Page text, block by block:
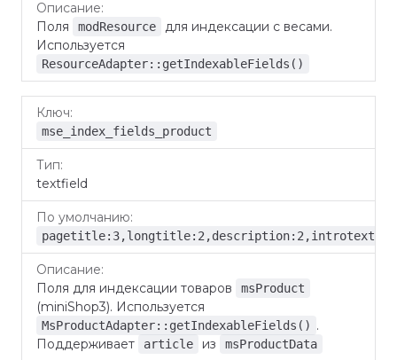
Поля modResource
для индексации с весами.
Используется
ResourceAdapter::getIndexableFields()
mse_index_fields_product
textfield
Поля для индексации товаров msProduct
(miniShop3). Используется
MsProductAdapter::getIndexableFields() .
Поддерживает
article из msProductData